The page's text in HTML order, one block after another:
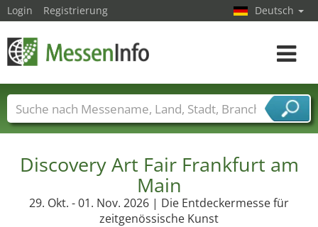
Discovery Art Fair Frankfurt am
Main
29. Okt. - 01. Nov. 2026 | Die Entdeckermesse für
zeitgenössische Kunst
Login Registrierung Deutsch
Toggle
Messenamen Länder Städte
Branchen